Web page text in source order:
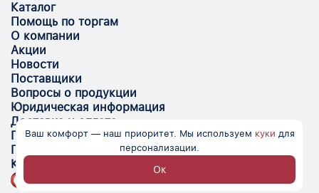
Каталог
Помощь по торгам
О компании
Акции
Новости
Поставщики
Вопросы о продукции
Юридическая информация
Доставка и оплата
Поставщикам
Помощь
Контакты
Ваш комфорт — наш приоритет. Мы используем куки для
персонализации.
Ок